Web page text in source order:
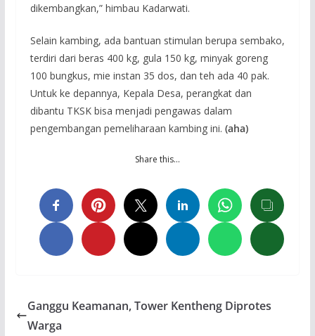
dikembangkan,” himbau Kadarwati.
Selain kambing, ada bantuan stimulan berupa sembako,
terdiri dari beras 400 kg, gula 150 kg, minyak goreng
100 bungkus, mie instan 35 dos, dan teh ada 40 pak.
Untuk ke depannya, Kepala Desa, perangkat dan
dibantu TKSK bisa menjadi pengawas dalam
pengembangan pemeliharaan kambing ini. (aha)
Share this…
Ganggu Keamanan, Tower Kentheng Diprotes
Warga